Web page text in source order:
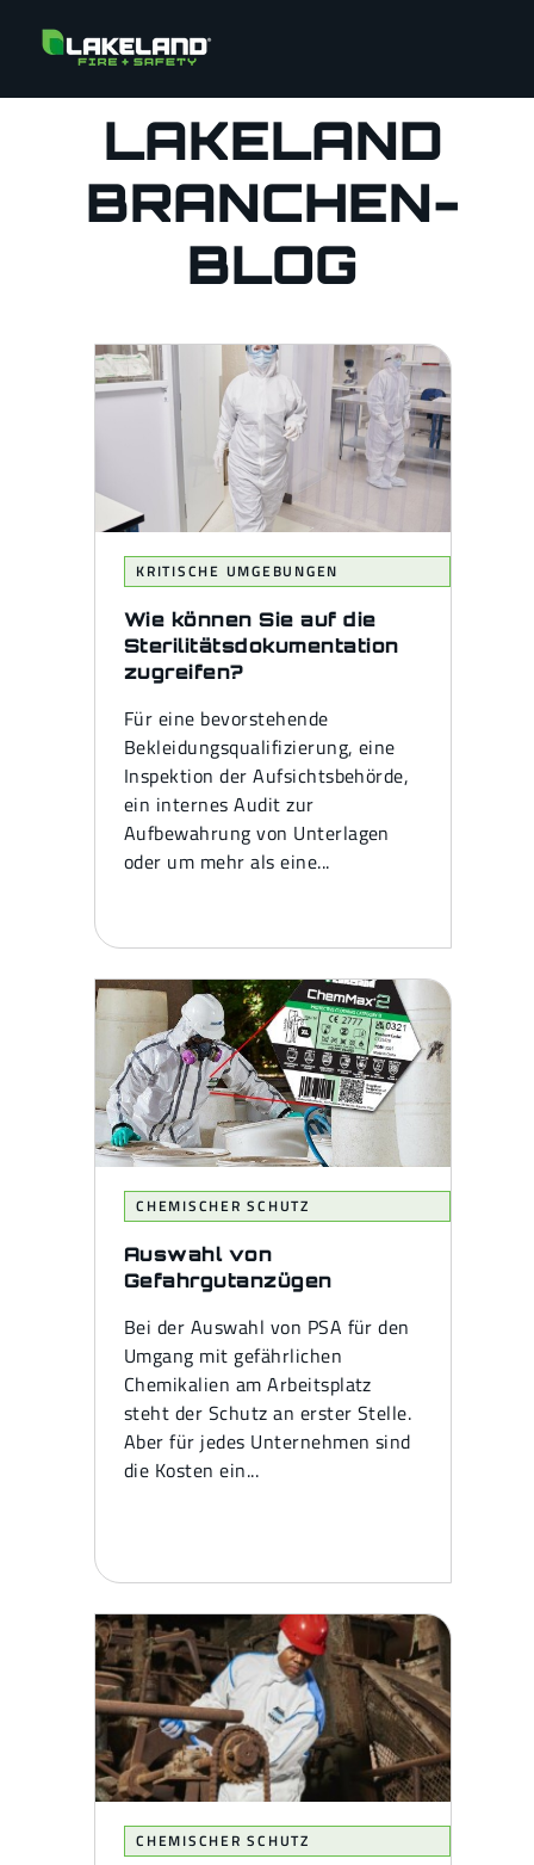
LAKELAND
BRANCHEN-
BLOG
KRITISCHE UMGEBUNGEN
Wie können Sie auf die
Sterilitätsdokumentation
zugreifen?
Für eine bevorstehende
Bekleidungsqualifizierung, eine
Inspektion der Aufsichtsbehörde,
ein internes Audit zur
Aufbewahrung von Unterlagen
oder um mehr als eine...
CHEMISCHER SCHUTZ
Auswahl von
Gefahrgutanzügen
Bei der Auswahl von PSA für den
Umgang mit gefährlichen
Chemikalien am Arbeitsplatz
steht der Schutz an erster Stelle.
Aber für jedes Unternehmen sind
die Kosten ein...
CHEMISCHER SCHUTZ